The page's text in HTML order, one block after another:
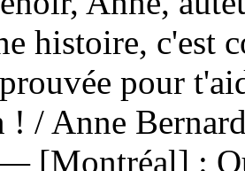
histoire, c'est
pour
! / Anne
[Montréal] :